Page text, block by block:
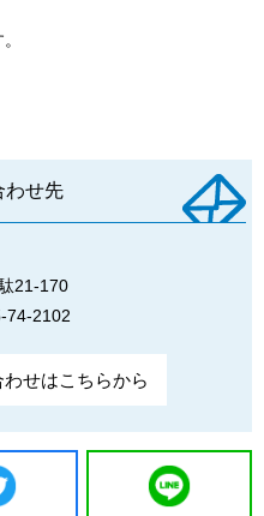
わせ先
21-170
74-2102
せはこちらから